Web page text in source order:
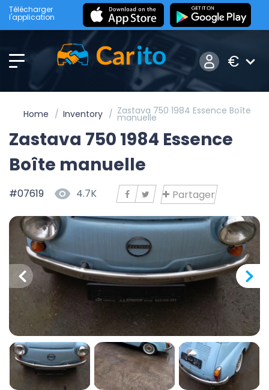
Télécharger
l'application
€
Home Inventory Zastava 750 1984 Essence Boîte
manuelle
Zastava 750 1984 Essence
Boîte manuelle
#07619 4.7K Partager